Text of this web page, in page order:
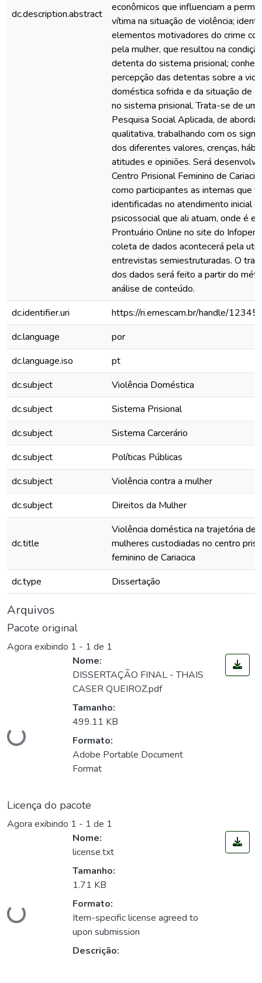
dc.description.abstract
econômicos que influenciam a
vítima na situação de violência;
elementos motivadores do crime
pela mulher, que resultou na
detenta do sistema prisional;
percepção das detentas sobre a
doméstica sofrida e da situação de
no sistema prisional. Trata-se de uma
Pesquisa Social Aplicada, de
qualitativa, trabalhando com os
dos diferentes valores, crenças,
atitudes e opiniões. Será
Centro Prisional Feminino de
como participantes as internas que
identificadas no atendimento inicial
psicossocial que ali atuam, onde é
Prontuário Online no site do
coleta de dados acontecerá pela
entrevistas semiestruturadas. O
dos dados será feito a partir do
análise de conteúdo.
dc.identifier.uri
https://ri.emescam.br/handle/
dc.language
por
dc.language.iso
pt
dc.subject
Violência Doméstica
dc.subject
Sistema Prisional
dc.subject
Sistema Carcerário
dc.subject
Políticas Públicas
dc.subject
Violência contra a mulher
dc.subject
Direitos da Mulher
dc.title
Violência doméstica na trajetória de
mulheres custodiadas no centro
feminino de Cariacica
dc.type
Dissertação
Arquivos
Pacote original
Agora exibindo 1 - 1 de 1
Carregando...
Nome:
DISSERTAÇÃO FINAL - THAIS
CASER QUEIROZ.pdf
Tamanho:
499.11 KB
Formato:
Adobe Portable Document
Format
Licença do pacote
Agora exibindo 1 - 1 de 1
Carregando...
Nome:
license.txt
Tamanho:
1.71 KB
Formato:
Item-specific license agreed to
upon submission
Descrição: